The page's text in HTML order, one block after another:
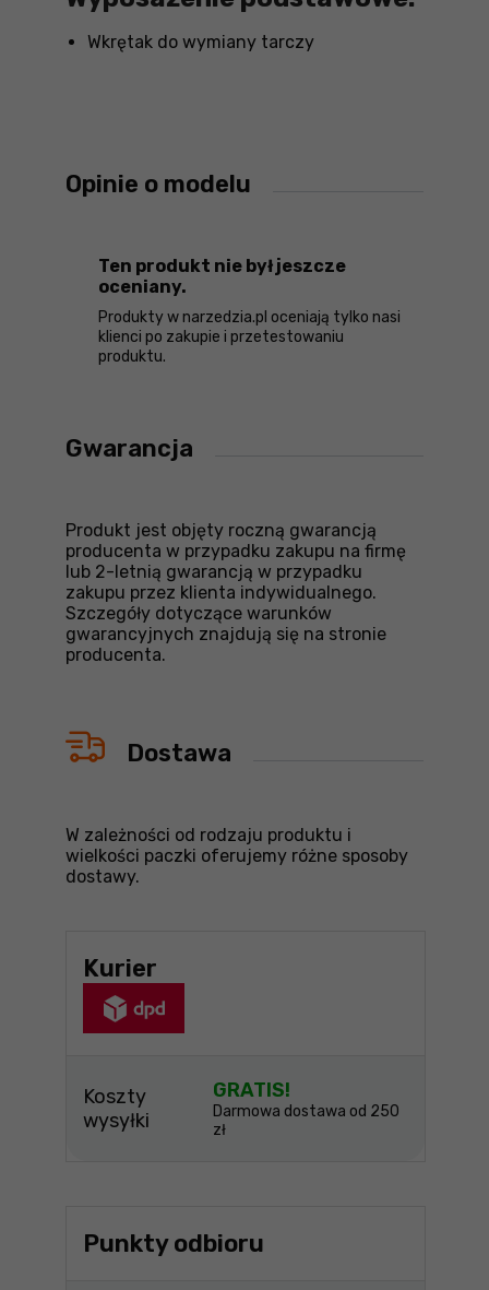
Wkrętak do wymiany tarczy
Opinie o modelu
Ten produkt nie był jeszcze
oceniany.
Produkty w narzedzia.pl oceniają tylko nasi
klienci po zakupie i przetestowaniu
produktu.
Gwarancja
Produkt jest objęty roczną gwarancją
producenta w przypadku zakupu na firmę
lub 2-letnią gwarancją w przypadku
zakupu przez klienta indywidualnego.
Szczegóły dotyczące warunków
gwarancyjnych znajdują się na stronie
producenta.
Dostawa
W zależności od rodzaju produktu i
wielkości paczki oferujemy różne sposoby
dostawy.
Kurier
Koszty
wysyłki
GRATIS!
Darmowa dostawa od 250
zł
Punkty odbioru